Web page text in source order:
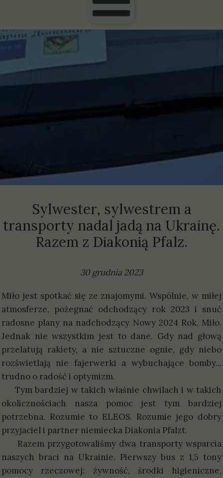
Sylwester, sylwestrem a
transporty nadal jadą na Ukrainę.
Razem z Diakonią Pfalz.
30 grudnia 2023
Miło jest spotkać się ze znajomymi. Wspólnie, w miłej
atmosferze, pożegnać odchodzący rok 2023 i snuć
radosne plany na nadchodzący Nowy 2024 Rok. Miło.
Jednak nie wszystkim jest to dane. Gdy nad głową
przelatują rakiety, a nie sztuczne ognie, gdy niebo
rozświetlają nie fajerwerki a wybuchające bomby...
trudno o radość i optymizm.
Tym bardziej w takich właśnie chwilach i w takich
okolicznościach nasza pomoc jest tym bardziej
potrzebna. Rozumie to ELEOS. Rozumie jego dobry
przyjaciel i partner niemiecka Diakonia Pfalzt.
Razem przygotowaliśmy dwa transporty wsparcia
naszych braci na Ukrainie. Pierwszy bus z 1,5 tony
pomocy rzeczowej: żywność, środki higieniczne,